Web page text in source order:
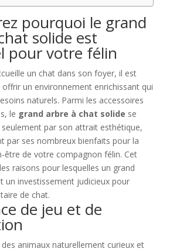
pourquoi le grand
solide est
pour votre félin
un chat dans son foyer, il est
un environnement enrichissant qui
naturels. Parmi les accessoires
le grand arbre à chat solide se
par son attrait esthétique,
par ses nombreux bienfaits pour la
être de votre compagnon félin. Cet
raisons pour lesquelles un grand
un investissement judicieux pour
de chat.
de jeu et de
animaux naturellement curieux et